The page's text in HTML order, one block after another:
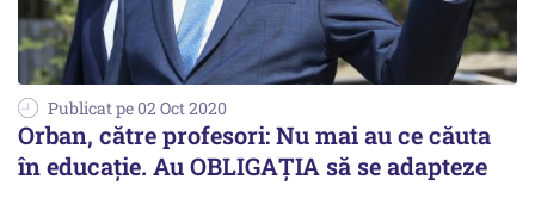
Publicat pe 02 Oct 2020
Orban, către profesori: Nu mai au ce căuta
în educație. Au OBLIGAȚIA să se adapteze